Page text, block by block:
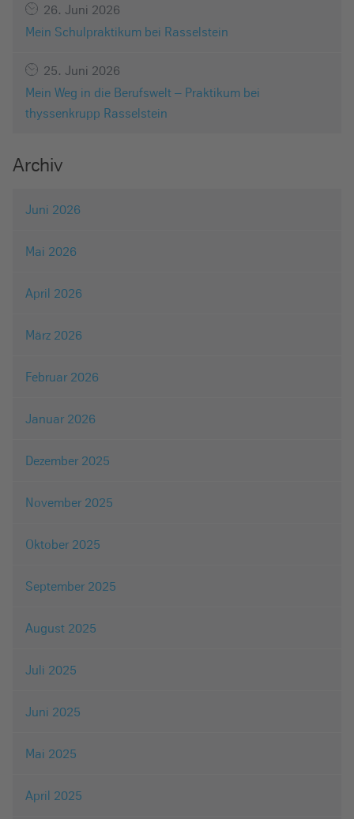
26. Juni 2026
Mein Schulpraktikum bei Rasselstein
25. Juni 2026
Mein Weg in die Berufswelt – Praktikum bei
thyssenkrupp Rasselstein
Archiv
Juni 2026
Mai 2026
April 2026
März 2026
Februar 2026
Januar 2026
Dezember 2025
November 2025
Oktober 2025
September 2025
August 2025
Juli 2025
Juni 2025
Mai 2025
April 2025